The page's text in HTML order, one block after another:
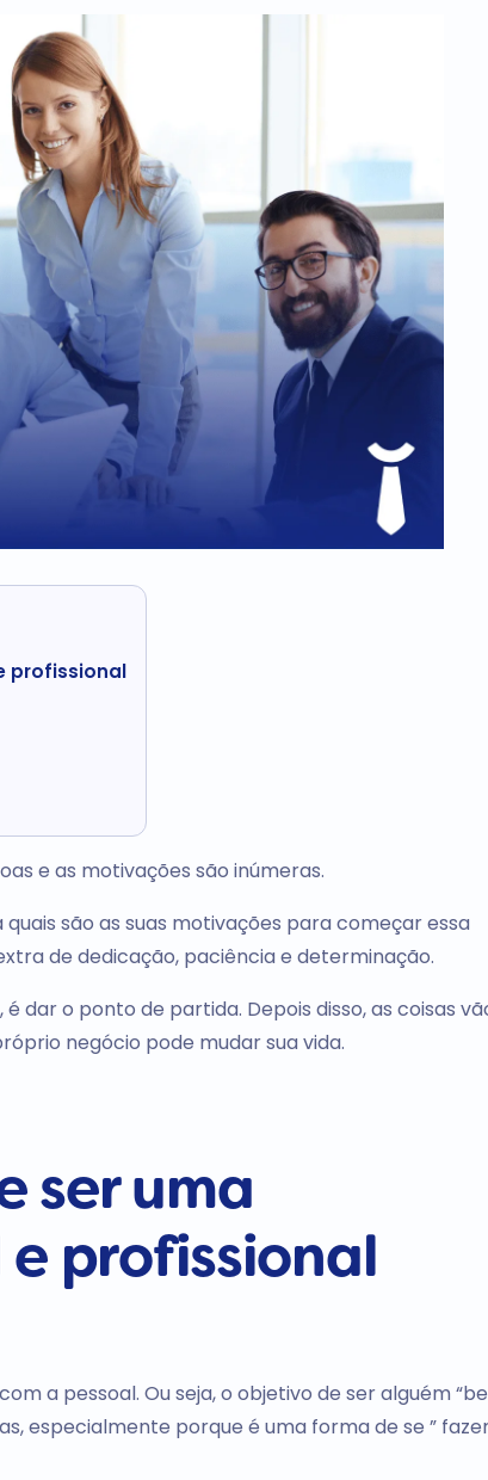
profissional
e as motivações são inúmeras.
são as suas motivações para começar essa
de dedicação, paciência e determinação.
dar o ponto de partida. Depois disso, as coisas
negócio pode mudar sua vida.
ser uma
profissional
a pessoal. Ou seja, o objetivo de ser alguém
especialmente porque é uma forma de se ”